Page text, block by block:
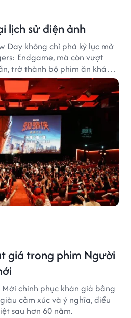
lịch sử điện ảnh
Day không chỉ phá kỷ lục mở
Endgame, mà còn vượt
trở thành bộ phim ăn khách
giá trong phim Người
chinh phục khán giả bằng
cảm xúc và ý nghĩa, điều
sau hơn 60 năm.